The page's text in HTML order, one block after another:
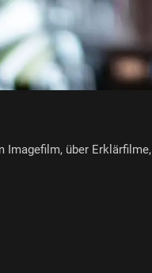
Imagefilm, über Erklärfilme,